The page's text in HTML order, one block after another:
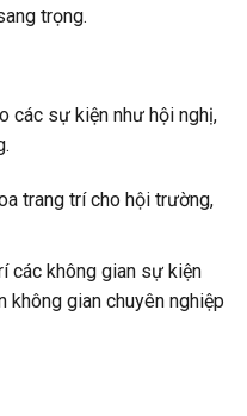
trọng.
các sự kiện như hội nghị,
trang trí cho hội trường,
các không gian sự kiện
không gian chuyên nghiệp